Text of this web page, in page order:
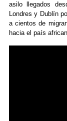
asilo llegados
Londres y Dublín
a cientos de
hacia el país